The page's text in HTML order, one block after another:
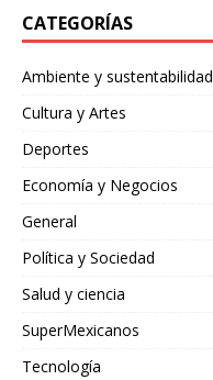
CATEGORÍAS
Ambiente y sustentabilidad
Cultura y Artes
Deportes
Economía y Negocios
General
Política y Sociedad
Salud y ciencia
SuperMexicanos
Tecnología